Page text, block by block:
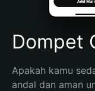
Español (Argentina)
Dompet
Apakah kamu
andal dan aman